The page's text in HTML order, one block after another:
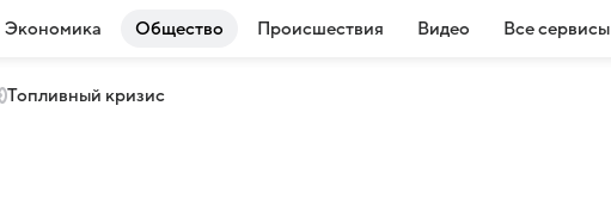
Экономика Общество Происшествия Видео Все сервисы
Топливный кризис